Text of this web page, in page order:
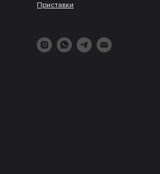
Приставки